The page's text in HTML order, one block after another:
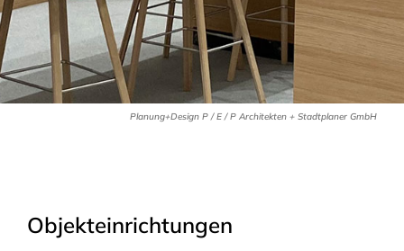
Planung+Design P / E / P Architekten + Stadtplaner GmbH
Objekteinrichtungen